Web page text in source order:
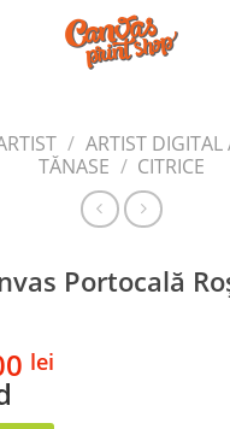
CANVAS
PRINT SHOP
/ ARTIST DIGITAL
TĂNASE / CITRICE
Portocală
lei